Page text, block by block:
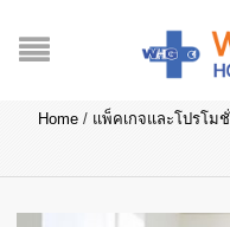
หมว
Home / แพ็คเกจและโปรโม